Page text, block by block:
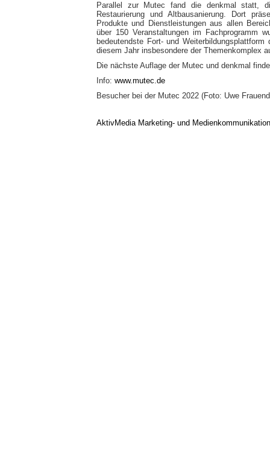
Parallel zur Mutec fand die denkmal statt,
Restaurierung und Altbausanierung. Dort
Produkte und Dienstleistungen aus allen
über 150 Veranstaltungen im Fachprogramm
bedeutendste Fort- und
diesem Jahr insbesondere der Themenkomplex
Die nächste Auflage der Mutec und denkmal
Info: www.mutec.de
Besucher bei der Mutec 2022 (Foto: Uwe
AktivMedia Marketing- und